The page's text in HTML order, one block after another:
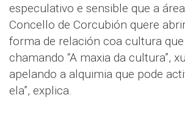
especulativo e sensible que a
Concello de Corcubión quere
forma de relación coa cultura
chamando “A maxia da cultura”,
apelando a alquimia que pode
ela”, explica.